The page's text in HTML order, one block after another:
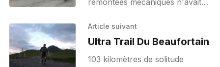
remontées mécaniques n'avait
matin : un troupeau, non pas de
Article suivant
Ultra Trail Du Beaufortain
103 kilomètres de solitude